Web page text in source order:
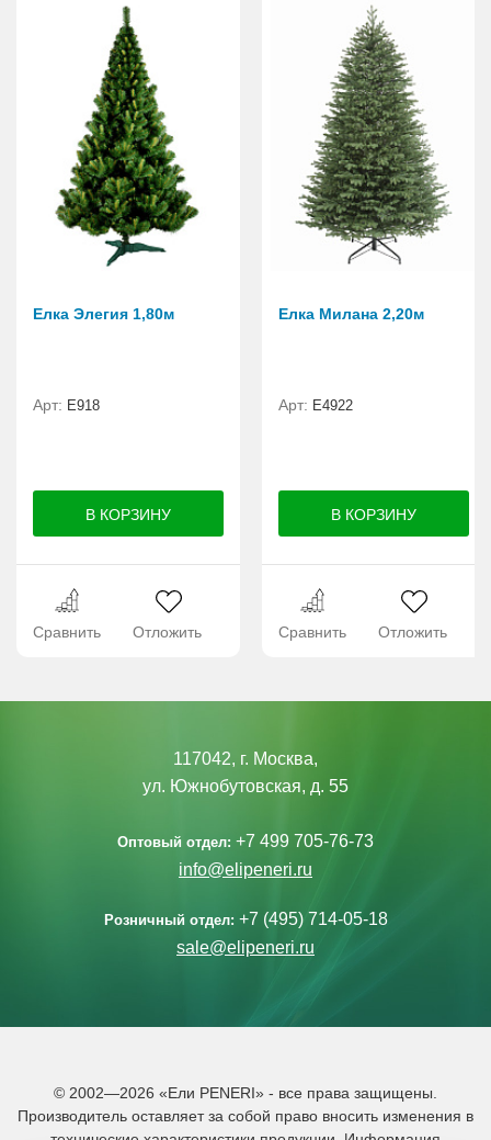
Елка Элегия 1,80м
Арт: E918
Сравнить Отложить
Елка Милана 2,20м
Арт: Е4922
Сравнить Отложить
117042, г. Москва,
ул. Южнобутовская, д. 55
Оптовый отдел: +7 499 705-76-73
info@elipeneri.ru
Розничный отдел: +7 (495) 714-05-18
sale@elipeneri.ru
© 2002—2026 «Ели PENERI» - все права защищены.
Производитель оставляет за собой право вносить изменения в